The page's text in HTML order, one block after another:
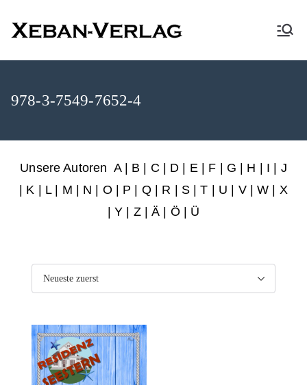
XEBAN-Verlag
978-3-7549-7652-4
Unsere Autoren A| B C D E| F G H I
J
K L| M N O P Q| R S |T U V|W
X
Y Z|Ä | Ö | Ü